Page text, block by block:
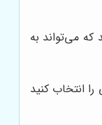
که می‌تواند به
انتخاب کنید